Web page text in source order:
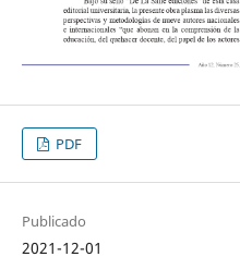
PDF
Publicado
2021-12-01